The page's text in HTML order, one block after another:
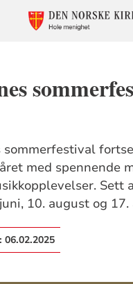
sommerfestival
med spennende
Sett
10. august og 17.
06.02.2025